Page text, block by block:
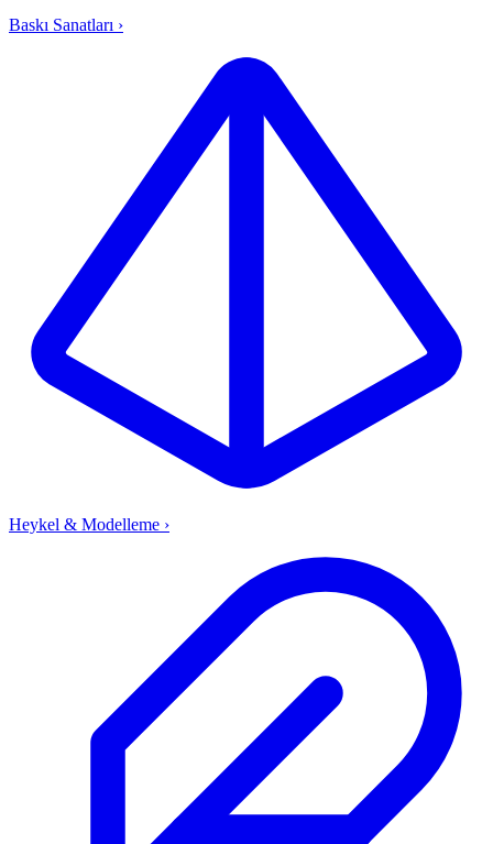
Baskı Sanatları ›
Heykel & Modelleme ›